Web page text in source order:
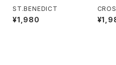
ST.BENEDICT
¥1,980